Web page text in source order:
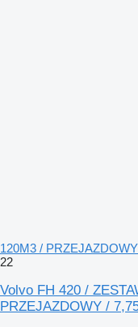
120M3 /
22
Volvo FH 420 /
PRZEJAZDOWY /